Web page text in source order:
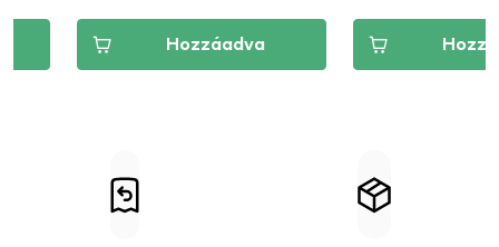
Hozzáadva Hozzáadva